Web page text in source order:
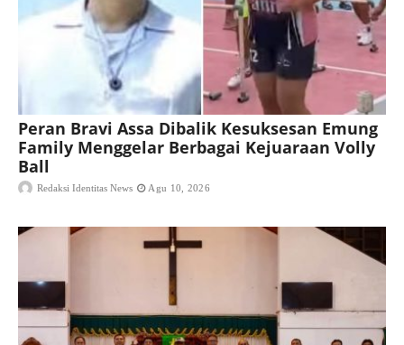
Peran Bravi Assa Dibalik Kesuksesan Emung
Family Menggelar Berbagai Kejuaraan Volly
Ball
Redaksi Identitas News Agu 10, 2026